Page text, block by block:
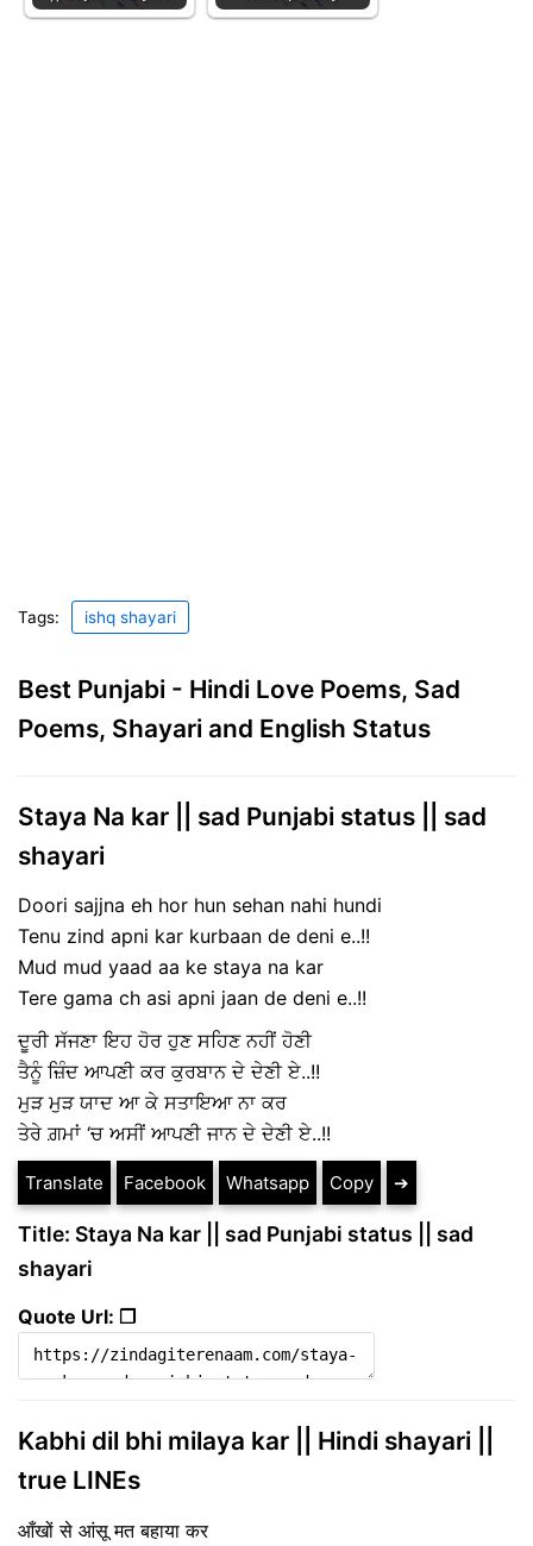
Tags: ishq shayari
Best Punjabi - Hindi Love Poems, Sad
Poems, Shayari and English Status
Staya Na kar || sad Punjabi status || sad
shayari
Doori sajjna eh hor hun sehan nahi hundi
Tenu zind apni kar kurbaan de deni e..!!
Mud mud yaad aa ke staya na kar
Tere gama ch asi apni jaan de deni e..!!
ਦੂਰੀ ਸੱਜਣਾ ਇਹ ਹੋਰ ਹੁਣ ਸਹਿਣ ਨਹੀਂ ਹੋਣੀ
ਤੈਨੂੰ ਜ਼ਿੰਦ ਆਪਣੀ ਕਰ ਕੁਰਬਾਨ ਦੇ ਦੇਣੀ ਏ..!!
ਮੁੜ ਮੁੜ ਯਾਦ ਆ ਕੇ ਸਤਾਇਆ ਨਾ ਕਰ
ਤੇਰੇ ਗ਼ਮਾਂ ‘ਚ ਅਸੀਂ ਆਪਣੀ ਜਾਨ ਦੇ ਦੇਣੀ ਏ..!!
Translate Facebook Whatsapp Copy ➔
Title: Staya Na kar || sad Punjabi status || sad
shayari
Quote Url: ❐
Kabhi dil bhi milaya kar || Hindi shayari ||
true LINEs
आँखों से आंसू मत बहाया कर